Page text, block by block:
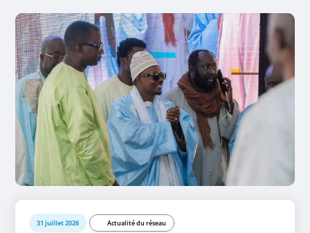
31 juillet 2026 Actualité du réseau